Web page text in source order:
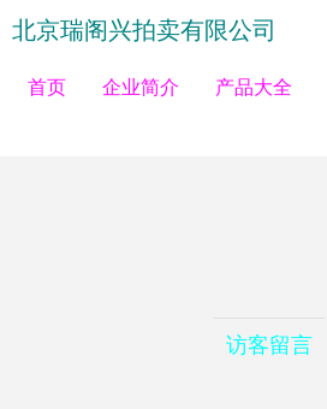
北京瑞阁兴拍卖有限公司
首页 企业简介 产品大全
访客留言